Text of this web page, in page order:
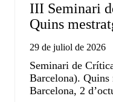
III Seminari
Quins
29 de juliol de 2026
Seminari de
Barcelona). Quins
Barcelona, 2